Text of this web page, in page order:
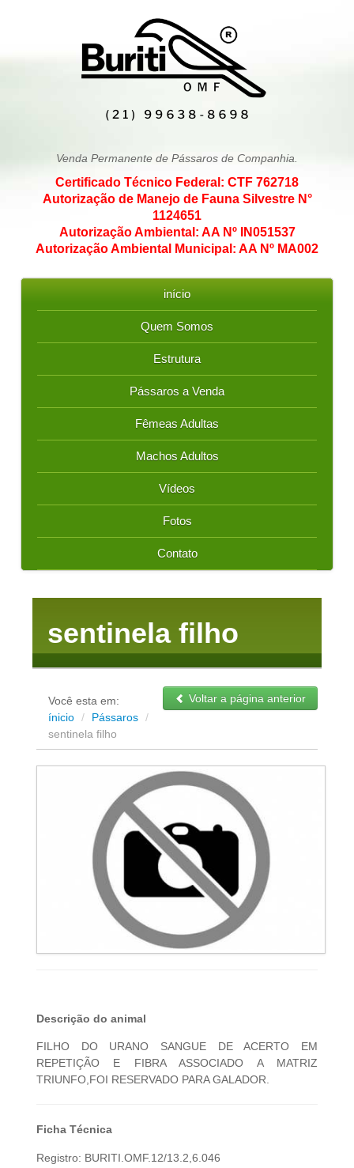
Venda Permanente de Pássaros de Companhia.
Certificado Técnico Federal: CTF 762718
Autorização de Manejo de Fauna Silvestre N°
1124651
Autorização Ambiental: AA Nº IN051537
Autorização Ambiental Municipal: AA Nº MA002
início
Quem Somos
Estrutura
Pássaros a Venda
Fêmeas Adultas
Machos Adultos
Vídeos
Fotos
Contato
sentinela filho
Voltar a página anterior
Você esta em:
ínicio / Pássaros /
sentinela filho
Descrição do animal
FILHO DO URANO SANGUE DE ACERTO EM
REPETIÇÃO E FIBRA ASSOCIADO A MATRIZ
TRIUNFO,FOI RESERVADO PARA GALADOR.
Ficha Técnica
Registro: BURITI.OMF.12/13.2,6.046